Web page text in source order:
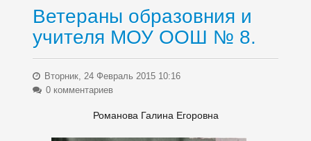
Ветераны образовния и
учителя МОУ ООШ № 8.
Вторник, 24 Февраль 2015 10:16
0 комментариев
Романова Галина Егоровна